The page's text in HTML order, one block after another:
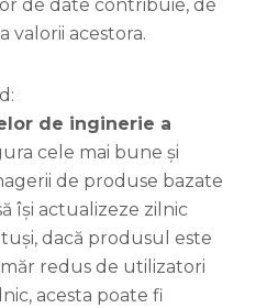
de date contribuie, de
valorii acestora.
de inginerie a
cele mai bune și
de produse bazate
își actualizeze zilnic
dacă produsul este
redus de utilizatori
acesta poate fi